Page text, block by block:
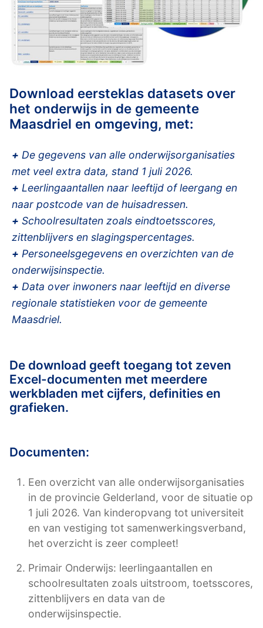
Download eersteklas datasets over
het onderwijs in de gemeente
Maasdriel en omgeving, met:
+ De gegevens van alle onderwijsorganisaties
met veel extra data, stand 1 juli 2026.
+ Leerlingaantallen naar leeftijd of leergang en
naar postcode van de huisadressen.
+ Schoolresultaten zoals eindtoetsscores,
zittenblijvers en slagingspercentages.
+ Personeelsgegevens en overzichten van de
onderwijsinspectie.
+ Data over inwoners naar leeftijd en diverse
regionale statistieken voor de gemeente
Maasdriel.
De download geeft toegang tot zeven
Excel-documenten met meerdere
werkbladen met cijfers, definities en
grafieken.
Documenten:
Een overzicht van alle onderwijsorganisaties
in de provincie Gelderland, voor de situatie op
1 juli 2026. Van kinderopvang tot universiteit
en van vestiging tot samenwerkingsverband,
het overzicht is zeer compleet!
Primair Onderwijs: leerlingaantallen en
schoolresultaten zoals uitstroom, toetsscores,
zittenblijvers en data van de
onderwijsinspectie.